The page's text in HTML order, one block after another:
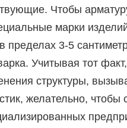
Чтобы
марки
пределах 3-5
Учитывая тот
структуры,
желательно, чтобы